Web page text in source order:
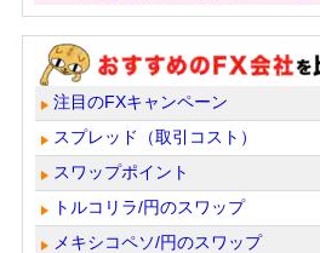
注目のFXキャンペーン
スプレッド（取引コスト）
スワップポイント
トルコリラ/円のスワップ
メキシコペソ/円のスワップ